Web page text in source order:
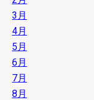
3月
4月
5月
6月
7月
8月